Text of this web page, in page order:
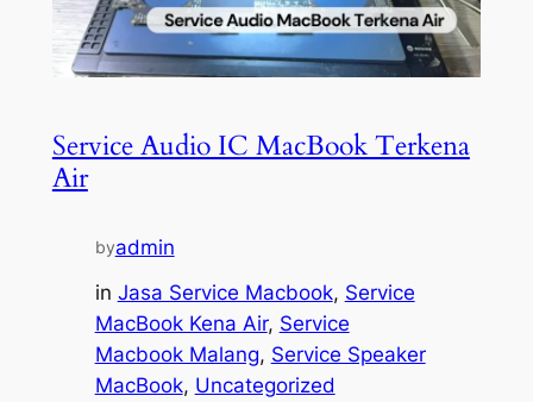
Service Audio IC MacBook Terkena
Air
byadmin
in Jasa Service Macbook, Service
MacBook Kena Air, Service
Macbook Malang, Service Speaker
MacBook, Uncategorized